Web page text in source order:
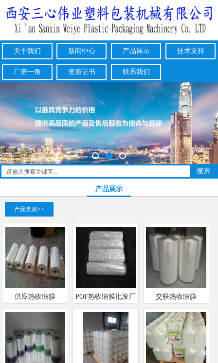
关于我们 新闻中心 产品展示 技术支持
厂房一角 资质证书 联系我们
产品展示
产品类别>>
供应热收缩膜
POF热收缩膜批发厂
家
交联热收缩膜